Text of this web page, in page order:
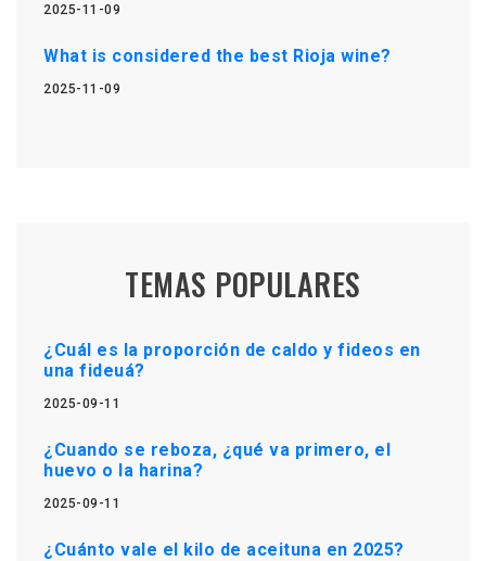
2025-11-09
What is considered the best Rioja wine?
2025-11-09
TEMAS POPULARES
¿Cuál es la proporción de caldo y fideos en
una fideuá?
2025-09-11
¿Cuando se reboza, ¿qué va primero, el
huevo o la harina?
2025-09-11
¿Cuánto vale el kilo de aceituna en 2025?